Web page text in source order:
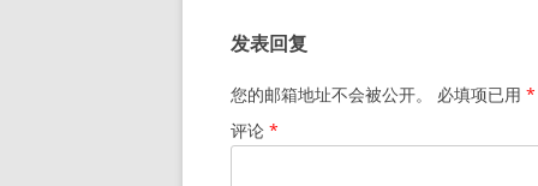
发表回复
您的邮箱地址不会被公开。 必填项已用 *
评论 *